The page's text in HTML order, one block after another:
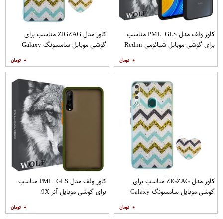
کاور ولف مدل PML_GLS مناسب
برای گوشی موبایل شیائومی Redmi
۰
کاور مدل ZIGZAG مناسب برای
گوشی موبایل سامسونگ Galaxy
۰
کاور مدل ZIGZAG مناسب برای
گوشی موبایل سامسونگ Galaxy
۰
کاور ولف مدل PML_GLS مناسب
برای گوشی موبایل آنر 9X
۰